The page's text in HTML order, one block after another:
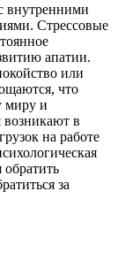
внутренними
Стрессовые
апатии.
или
что
миру и
возникают в
на работе
за